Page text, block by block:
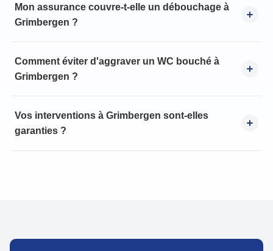
Mon assurance couvre-t-elle un débouchage à
Grimbergen ?
Comment éviter d'aggraver un WC bouché à
Grimbergen ?
Vos interventions à Grimbergen sont-elles
garanties ?